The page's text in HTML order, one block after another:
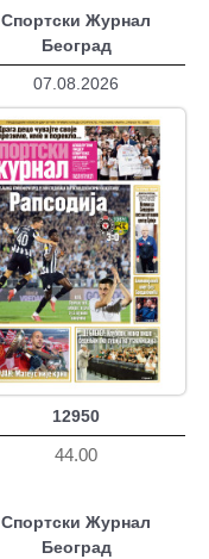
Спортски Журнал
Београд
07.08.2026
12950
44.00
Спортски Журнал
Београд